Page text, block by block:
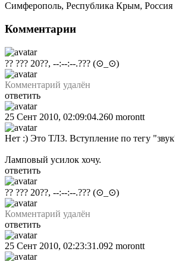
Симферополь, Республика Крым, Россия
Комментарии
?? ??? 20??, --:--:--.??? (⊙_⊙)
Комментарий удалён
ответить
25 Сент 2010, 02:09:04.260 morontt
Нет :) Это ТЛЗ. Вступление по тегу
Ламповый усилок хочу.
ответить
?? ??? 20??, --:--:--.??? (⊙_⊙)
Комментарий удалён
ответить
25 Сент 2010, 02:23:31.092 morontt